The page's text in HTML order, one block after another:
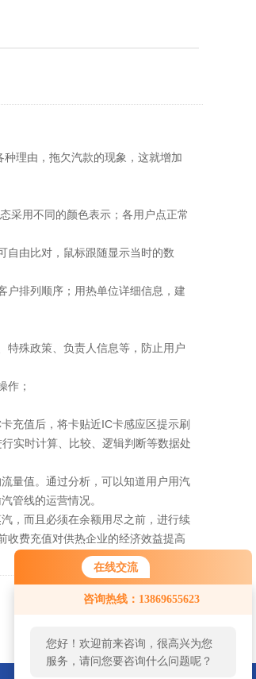
在线交流
咨询热线：13869655623
您好！欢迎前来咨询，很高兴为您
服务，请问您要咨询什么问题呢？
理由，拖欠汽款的现象，这就增加
用不同的颜色表示；各用户点正常
由比对，鼠标跟随显示当时的数
排列顺序；用热单位详细信息，建
殊政策、负责人信息等，防止用户
作；
充值后，将卡贴近IC卡感应区提示刷
实时计算、比较、逻辑判断等数据处
量值。通过分析，可以知道用户用汽
管线的运营情况。
，而且必须在余额用尽之前，进行续
收费充值对供热企业的经济效益提高